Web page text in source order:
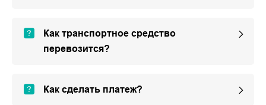
Как транспортное средство
перевозится?
Как сделать платеж?